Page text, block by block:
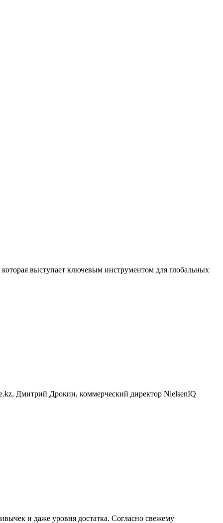
выступает ключевым инструментом для глобальных
Дмитрий Дрокин, коммерческий директор NielsenIQ
и даже уровня достатка. Согласно свежему